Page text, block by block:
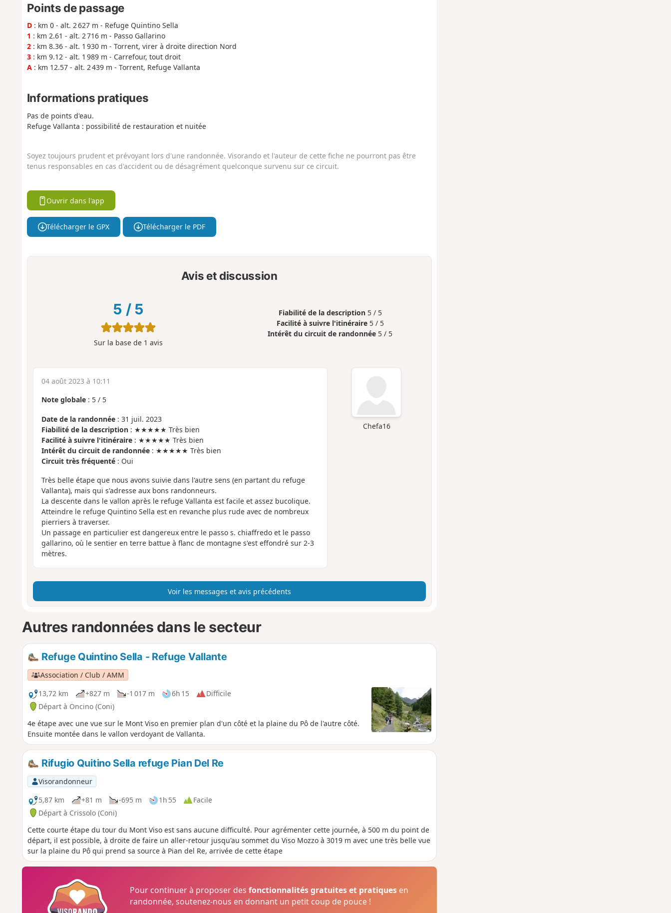
Points de passage
D: km 0 - alt. 2 627 m - Refuge Quintino Sella
1 : km 2.61 - alt. 2 716 m - Passo Gallarino
2: km 8.36 - alt. 1 930 m - Torrent, virer à droite direction Nord
3: km 9.12 - alt. 1 989 m - Carrefour, tout droit
A: km 12.57 - alt. 2 439 m - Torrent, Refuge Vallanta
Informations pratiques
Pas de points d'eau.
Refuge Vallanta : possibilité de restauration et nuitée
Soyez toujours prudent et prévoyant lors d'une randonnée. Visorando et l'auteur de cette fiche ne pourront pas être
tenus responsables en cas d'accident ou de désagrément quelconque survenu sur ce circuit.
Ouvrir dans l'app
Télécharger le GPX Télécharger le PDF
Avis et discussion
5 / 5
Sur la base de 1 avis
Fiabilité de la description 5 / 5
Facilité à suivre l'itinéraire 5 / 5
Intérêt du circuit de randonnée 5 / 5
Chefa16
04 août 2023 à 10:11
Note globale: 5/ 5
Date de la randonnée: 31 juil. 2023
Fiabilité de la description: ★★★★★ Très bien
Facilité à suivre l'itinéraire: ★★★★★ Très bien
Intérêt du circuit de randonnée: ★★★★★ Très bien
Circuit très fréquenté: Oui
Très belle étape que nous avons suivie dans l'autre sens (en partant du refuge
Vallanta), mais qui s'adresse aux bons randonneurs.
La descente dans le vallon après le refuge Vallanta est facile et assez bucolique.
Atteindre le refuge Quintino Sella est en revanche plus rude avec de nombreux
pierriers à traverser.
Un passage en particulier est dangereux entre le passo s. chiaffredo et le passo
gallarino, où le sentier en terre battue à flanc de montagne s'est effondré sur 2-3
mètres.
Voir les messages et avis précédents
Autres randonnées dans le secteur
Refuge Quintino Sella - Refuge Vallante
Association / Club / AMM
13,72 km
+827 m -1 017 m 6h 15
Difficile
Départ à Oncino (Coni)
4e étape avec une vue sur le Mont Viso en premier plan d'un côté et la plaine du Pô de l'autre côté.
Ensuite montée dans le vallon verdoyant de Vallanta.
Rifugio Quitino Sella refuge Pian Del Re
Visorandonneur
5,87 km
+81 m -695 m 1h 55
Facile
Départ à Crissolo (Coni)
Cette courte étape du tour du Mont Viso est sans aucune difficulté. Pour agrémenter cette journée, à 500 m du point de
départ, il est possible, à droite de faire un aller-retour jusqu'au sommet du Viso Mozzo à 3019 m avec une très belle vue
sur la plaine du Pô qui prend sa source à Pian del Re, arrivée de cette étape
Pour continuer à proposer desfonctionnalités gratuites et pratiques en
randonnée, soutenez-nous en donnant un petit coup de pouce !